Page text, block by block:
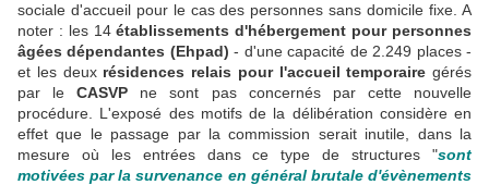
sociale d'accueil pour le cas des personnes sans domicile fixe. A
noter : les 14établissements d'hébergement pour personnes
âgées dépendantes (Ehpad) - d'une capacité de 2.249 places -
et les deux résidences relais pour l'accueil temporaire gérés
par leCASVP ne sont pas concernés par cette nouvelle
procédure. L'exposé des motifs de la délibération considère en
effet que le passage par la commission serait inutile, dans la
mesure où les entrées dans ce type de structures "sont
motivées par la survenance en général brutale d'évènements